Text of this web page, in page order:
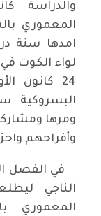
والدراسة
المعموري
امدها سنة
لواء الكوت
البسروكية
ومرها
وأفراحهم
في الفصل
الناجي
المعموري